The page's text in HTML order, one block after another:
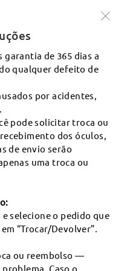
>
DE CRÉDITO
garantia de 365 dias a
qualquer defeito de
por acidentes,
pode solicitar troca ou
dos óculos,
de envio serão
uma troca ou
e selecione o pedido que
“Trocar/Devolver”.
ou reembolso —
Caso o